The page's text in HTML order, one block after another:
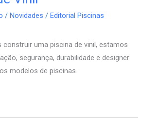
/Novidades /Editorial Piscinas
construir uma piscina de vinil, estamos
segurança, durabilidade e designer
modelos de piscinas.